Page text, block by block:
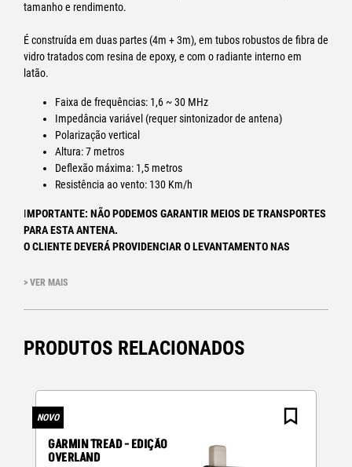
tamanho e rendimento.
É construída em duas partes (4m + 3m), em tubos robustos de fibra de
vidro tratados com resina de epoxy, e com o radiante interno em
latão.
Faixa de frequências: 1,6 ~ 30 MHz
Impedância variável (requer sintonizador de antena)
Polarização vertical
Altura: 7 metros
Deflexão máxima: 1,5 metros
Resistência ao vento: 130 Km/h
IMPORTANTE: NÃO PODEMOS GARANTIR MEIOS DE TRANSPORTES
PARA ESTA ANTENA.
O CLIENTE DEVERÁ PROVIDENCIAR O LEVANTAMENTO NAS
> VER MAIS
PRODUTOS RELACIONADOS
NOVO
GARMIN TREAD - EDIÇÃO
OVERLAND